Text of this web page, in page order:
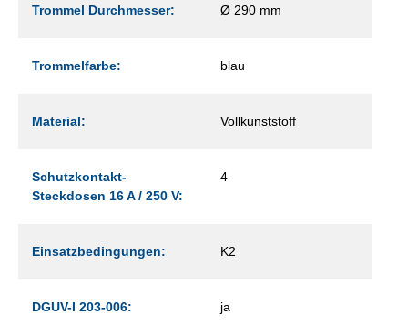
Trommel Durchmesser: Ø 290 mm
Trommelfarbe: blau
Material: Vollkunststoff
Schutzkontakt-
Steckdosen 16 A / 250 V:
4
Einsatzbedingungen: K2
DGUV-I 203-006: ja